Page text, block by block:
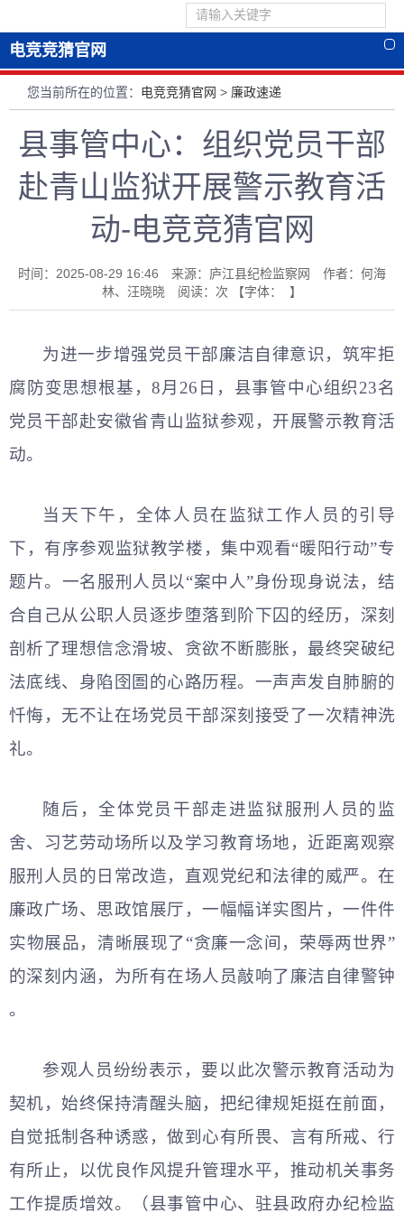
电竞竞猜官网
您当前所在的位置： 电竞竞猜官网 > 廉政速递
县事管中心：组织党员干部
赴青山监狱开展警示教育活
动-电竞竞猜官网
时间：2025-08-29 16:46 来源：庐江县纪检监察网 作者：何海
林、汪晓晓 阅读： 次 【字体： 】
为进一步增强党员干部廉洁自律意识，筑牢拒
腐防变思想根基，8月26日，县事管中心组织23名
党员干部赴安徽省青山监狱参观，开展警示教育活
动。
当天下午，全体人员在监狱工作人员的引导
下，有序参观监狱教学楼，集中观看“暖阳行动”专
题片。一名服刑人员以“案中人”身份现身说法，结
合自己从公职人员逐步堕落到阶下囚的经历，深刻
剖析了理想信念滑坡、贪欲不断膨胀，最终突破纪
法底线、身陷囹圄的心路历程。一声声发自肺腑的
忏悔，无不让在场党员干部深刻接受了一次精神洗
礼。
随后，全体党员干部走进监狱服刑人员的监
舍、习艺劳动场所以及学习教育场地，近距离观察
服刑人员的日常改造，直观党纪和法律的威严。在
廉政广场、思政馆展厅，一幅幅详实图片，一件件
实物展品，清晰展现了“贪廉一念间，荣辱两世界”
的深刻内涵，为所有在场人员敲响了廉洁自律警钟
。
参观人员纷纷表示，要以此次警示教育活动为
契机，始终保持清醒头脑，把纪律规矩挺在前面，
自觉抵制各种诱惑，做到心有所畏、言有所戒、行
有所止，以优良作风提升管理水平，推动机关事务
工作提质增效。（县事管中心、驻县政府办纪检监